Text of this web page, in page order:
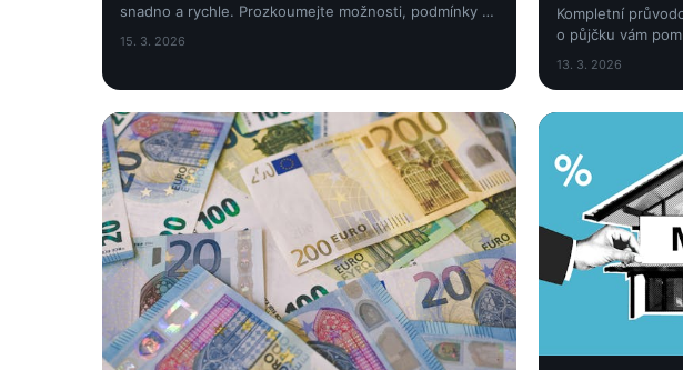
snadno a rychle. Prozkoumejte možnosti, podmínky a
15. 3. 2026
Kompletní
o půjčku vám
13. 3. 2026